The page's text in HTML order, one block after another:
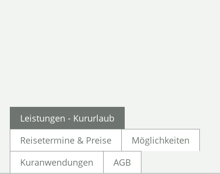
Leistungen - Kururlaub
Reisetermine & Preise
Möglichkeiten
Kuranwendungen
AGB